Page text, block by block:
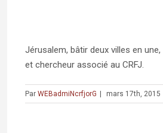
Jérusalem, bâtir deux villes en
et chercheur associé au CRFJ.
Par WEBadmiNcrfjorG mars 17th, 2015